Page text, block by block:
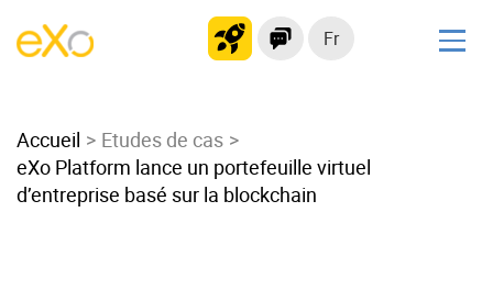
Fr
Intranet moderne
Plateforme collaborative
Réseau social
Accueil
Etudes de cas
eXo Platform lance un portefeuille virtuel
d’entreprise basé sur la blockchain